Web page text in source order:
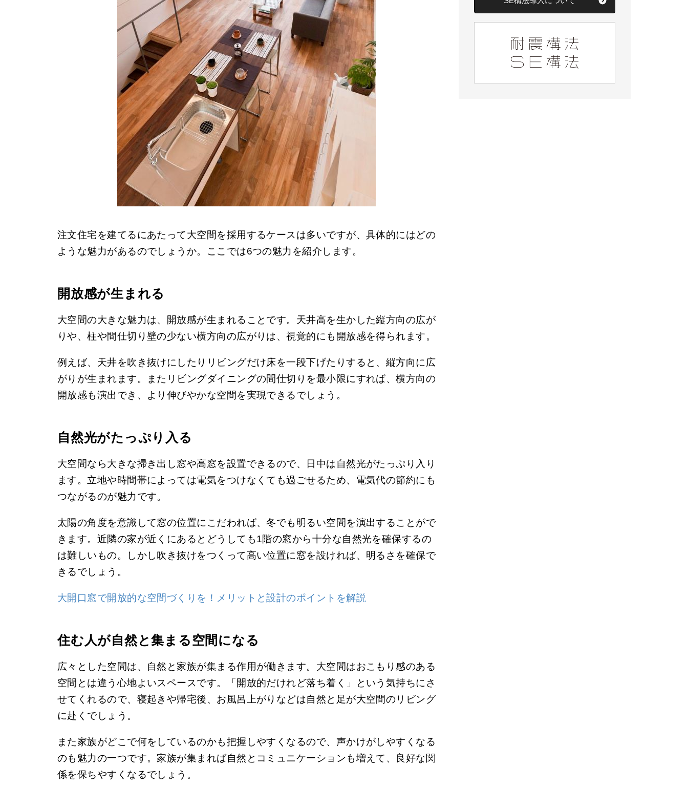
注文住宅を建てるにあたって大空間を採用するケースは多いですが、具体的にはどの
ような魅力があるのでしょうか。ここでは6つの魅力を紹介します。
開放感が生まれる
大空間の大きな魅力は、開放感が生まれることです。天井高を生かした縦方向の広が
りや、柱や間仕切り壁の少ない横方向の広がりは、視覚的にも開放感を得られます。
例えば、天井を吹き抜けにしたりリビングだけ床を一段下げたりすると、縦方向に広
がりが生まれます。またリビングダイニングの間仕切りを最小限にすれば、横方向の
開放感も演出でき、より伸びやかな空間を実現できるでしょう。
自然光がたっぷり入る
大空間なら大きな掃き出し窓や高窓を設置できるので、日中は自然光がたっぷり入り
ます。立地や時間帯によっては電気をつけなくても過ごせるため、電気代の節約にも
つながるのが魅力です。
太陽の角度を意識して窓の位置にこだわれば、冬でも明るい空間を演出することがで
きます。近隣の家が近くにあるとどうしても1階の窓から十分な自然光を確保するの
は難しいもの。しかし吹き抜けをつくって高い位置に窓を設ければ、明るさを確保で
きるでしょう。
大開口窓で開放的な空間づくりを！メリットと設計のポイントを解説
住む人が自然と集まる空間になる
広々とした空間は、自然と家族が集まる作用が働きます。大空間はおこもり感のある
空間とは違う心地よいスペースです。「開放的だけれど落ち着く」という気持ちにさ
せてくれるので、寝起きや帰宅後、お風呂上がりなどは自然と足が大空間のリビング
に赴くでしょう。
また家族がどこで何をしているのかも把握しやすくなるので、声かけがしやすくなる
のも魅力の一つです。家族が集まれば自然とコミュニケーションも増えて、良好な関
係を保ちやすくなるでしょう。